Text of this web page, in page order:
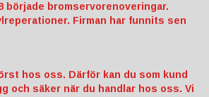
började bromservorenoveringar.
Firman har funnits sen
hos oss. Därför kan du som kund
och säker när du handlar hos oss. Vi